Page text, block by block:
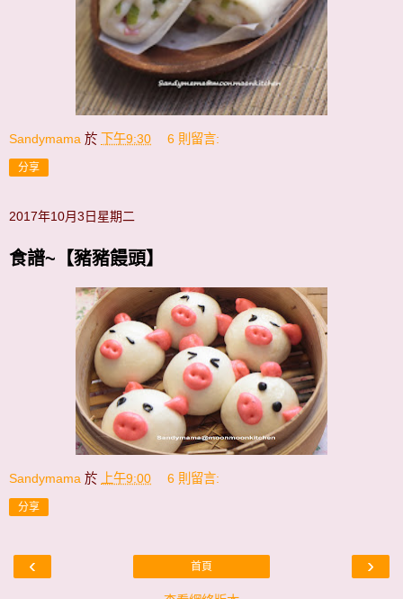
Sandymama 於 下午9:30 6 則留言:
分享
2017年10月3日星期二
食譜~【豬豬饅頭】
Sandymama 於 上午9:00 6 則留言:
分享
‹ ›
首頁